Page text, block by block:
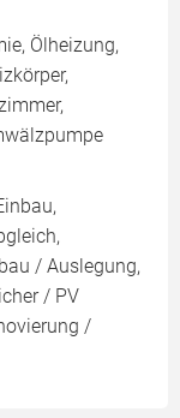
Ölheizung,
/ Auslegung,
/ PV
/